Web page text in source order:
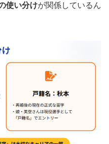
使い分けが関係しているん